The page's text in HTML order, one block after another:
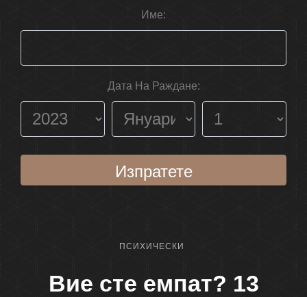
Име:
Дата На Раждане:
Изпратете
ПСИХИЧЕСКИ
Вие сте емпат? 13